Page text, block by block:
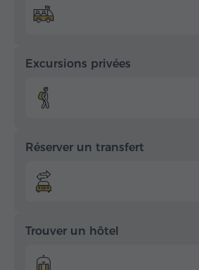
Excursions privées
Réserver un transfert
Trouver un hôtel